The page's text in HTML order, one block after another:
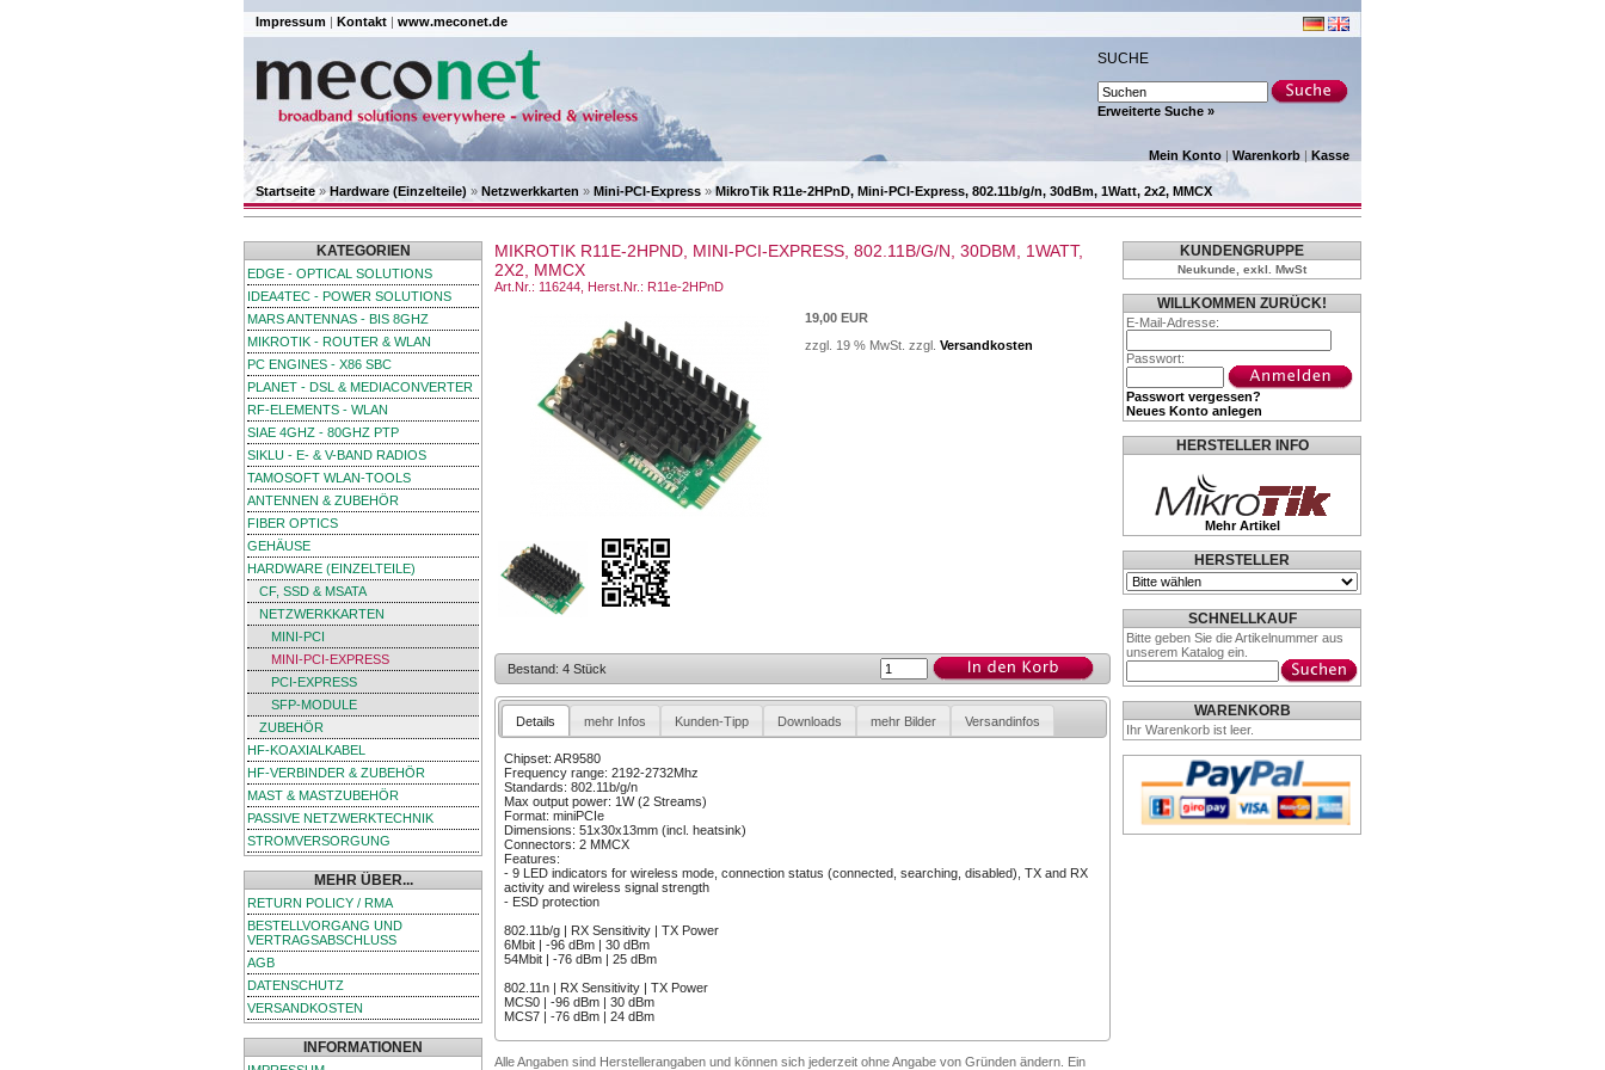
Impressum | Kontakt | www.meconet.de
SUCHE
Erweiterte Suche »
Mein Konto | Warenkorb | Kasse
Startseite»Hardware (Einzelteile) » Netzwerkkarten » Mini-PCI-Express »MikroTik R11e-2HPnD, Mini-PCI-Express, 802.11b/g/n, 30dBm, 1Watt, 2x2, MMCX
KATEGORIEN
EDGE - OPTICAL SOLUTIONS
IDEA4TEC - POWER SOLUTIONS
MARS ANTENNAS - BIS 8GHZ
MIKROTIK - ROUTER & WLAN
PC ENGINES - X86 SBC
PLANET - DSL & MEDIACONVERTER
RF-ELEMENTS - WLAN
SIAE 4GHZ - 80GHZ PTP
SIKLU - E- & V-BAND RADIOS
TAMOSOFT WLAN-TOOLS
ANTENNEN & ZUBEHÖR
FIBER OPTICS
GEHÄUSE
HARDWARE (EINZELTEILE)
CF, SSD & MSATA
NETZWERKKARTEN
MINI-PCI
MINI-PCI-EXPRESS
PCI-EXPRESS
SFP-MODULE
ZUBEHÖR
HF-KOAXIALKABEL
HF-VERBINDER & ZUBEHÖR
MAST & MASTZUBEHÖR
PASSIVE NETZWERKTECHNIK
STROMVERSORGUNG
MEHR ÜBER...
RETURN POLICY / RMA
BESTELLVORGANG UND
VERTRAGSABSCHLUSS
AGB
DATENSCHUTZ
VERSANDKOSTEN
INFORMATIONEN
MIKROTIK R11E-2HPND, MINI-PCI-EXPRESS, 802.11B/G/N, 30DBM, 1WATT,
2X2, MMCX
Art.Nr.: 116244, Herst.Nr.: R11e-2HPnD
19,00 EUR
zzgl. 19 % MwSt. zzgl. Versandkosten
Bestand: 4 Stück
Details mehr Infos Kunden-Tipp Downloads mehr Bilder Versandinfos
Chipset: AR9580
Frequency range: 2192-2732Mhz
Standards: 802.11b/g/n
Max output power: 1W (2 Streams)
Format: miniPCIe
Dimensions: 51x30x13mm (incl. heatsink)
Connectors: 2 MMCX
Features:
- 9 LED indicators for wireless mode, connection status (connected, searching, disabled), TX and RX
activity and wireless signal strength
- ESD protection
802.11b/g | RX Sensitivity | TX Power
6Mbit | -96 dBm | 30 dBm
54Mbit | -76 dBm | 25 dBm
802.11n | RX Sensitivity | TX Power
MCS0 | -96 dBm | 30 dBm
MCS7 | -76 dBm | 24 dBm
Alle Angaben sind Herstellerangaben und können sich jederzeit ohne Angabe von Gründen ändern. Ein
KUNDENGRUPPE
Neukunde, exkl. MwSt
WILLKOMMEN ZURÜCK!
E-Mail-Adresse:
Passwort:
Passwort vergessen?
Neues Konto anlegen
HERSTELLER INFO
Mehr Artikel
HERSTELLER
SCHNELLKAUF
Bitte geben Sie die Artikelnummer aus
unserem Katalog ein.
WARENKORB
Ihr Warenkorb ist leer.